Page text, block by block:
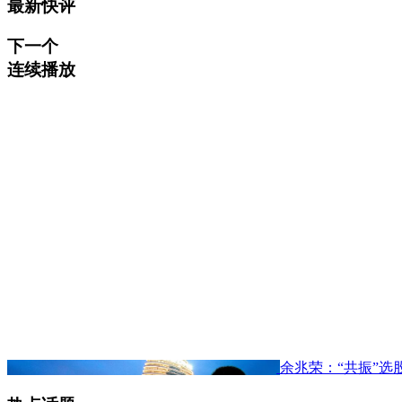
最新快评
下一个
连续播放
余兆荣：“共振”选